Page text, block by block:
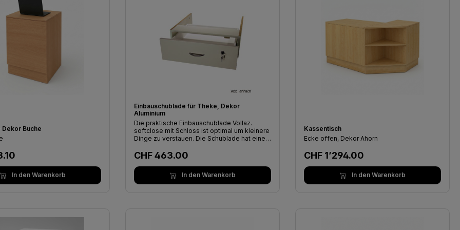
Buche
Preis:
In den Warenkorb
Einbauschublade für Theke, Dekor
Aluminium
Die praktische Einbauschublade Vollaz.
softclose mit Schloss ist optimal um kleinere
Dinge zu verstauen. Die Schublade hat eine
Höhe von 18cm. Das Material besteht aus
Regulärer Preis:
CHF 463.00
In den Warenkorb
Kassentisch
Ecke offen, Dekor Ahorn
Regulärer Preis:
CHF 1’294.00
In den Warenkorb
verwendet Cookies, um eine bestmögliche Erfahrung bieten zu können.
verwendet Cookies, um eine bestmögliche Erfahrung bieten zu
Informationen ...